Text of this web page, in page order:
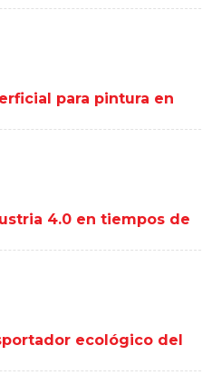
para pintura en
4.0 en tiempos de
ecológico del